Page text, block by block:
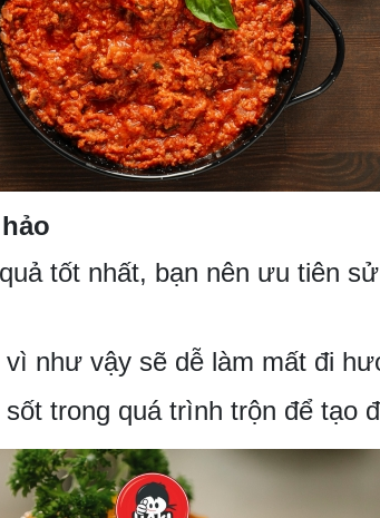
tốt nhất, bạn nên ưu tiên
như vậy sẽ dễ làm mất đi
trong quá trình trộn để tạo